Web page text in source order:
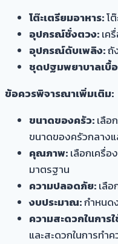
โต๊ะเตรียมอาหาร:โ
อุปกรณ์ชั่งตวง:เค
อุปกรณ์ดับเพลิง:ถั
ชุดปฐมพยาบาลเบื้
ข้อควรพิจารณาเพิ่มเติม:
ขนาดของครัว:เลือ
ขนาดของครัวกลาง
คุณภาพ:เลือกเครื่
มาตรฐาน
ความปลอดภัย:เลื
งบประมาณ:กำหนด
ความสะดวกในการ
และสะดวกในการทำ